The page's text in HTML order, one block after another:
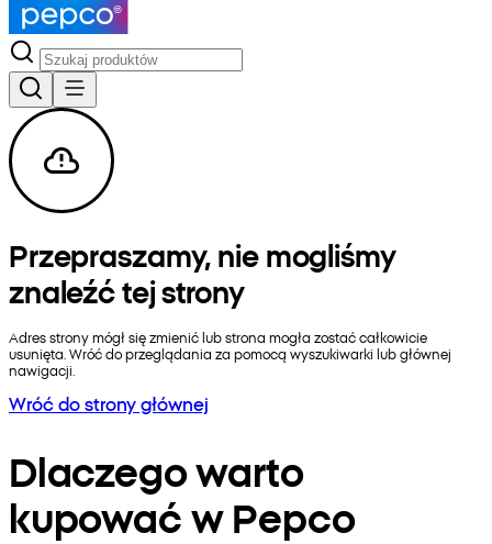
Przepraszamy, nie mogliśmy
znaleźć tej strony
Adres strony mógł się zmienić lub strona mogła zostać całkowicie
usunięta. Wróć do przeglądania za pomocą wyszukiwarki lub głównej
nawigacji.
Wróć do strony głównej
Dlaczego warto
kupować w Pepco